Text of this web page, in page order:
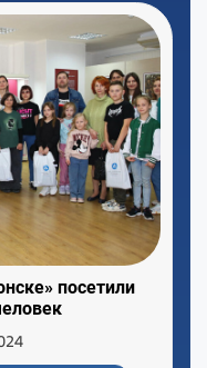
посетили